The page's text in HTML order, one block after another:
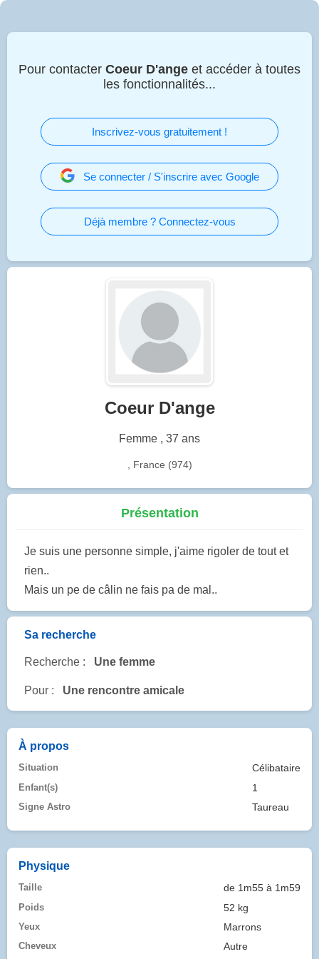
Pour contacter Coeur D'ange et accéder à toutes
les fonctionnalités...
Inscrivez-vous gratuitement !
Se connecter / S'inscrire avec Google
Déjà membre ? Connectez-vous
Coeur D'ange
Femme , 37 ans
, France (974)
Présentation
Je suis une personne simple, j'aime rigoler de tout et
rien..
Mais un pe de câlin ne fais pa de mal..
Sa recherche
Recherche : Une femme
Pour : Une rencontre amicale
À propos
Situation Célibataire
Enfant(s) 1
Signe Astro Taureau
Physique
Taille de 1m55 à 1m59
Poids 52 kg
Yeux Marrons
Cheveux Autre